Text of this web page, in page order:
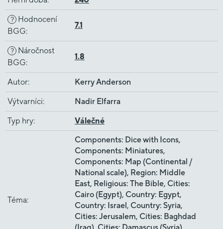
? Hodnocení
BGG:
7.1
? Náročnost
BGG:
1.8
Autor: Kerry Anderson
Výtvarníci: Nadir Elfarra
Typ hry: Válečné
Téma:
Components: Dice with Icons,
Components: Miniatures,
Components: Map (Continental /
National scale), Region: Middle
East, Religious: The Bible, Cities:
Cairo (Egypt), Country: Egypt,
Country: Israel, Country: Syria,
Cities: Jerusalem, Cities: Baghdad